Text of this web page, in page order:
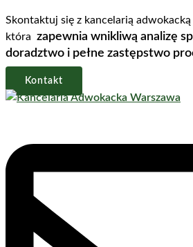
Skontaktuj się z kancelarią
która zapewnia wnikliwą analizę
doradztwo i pełne zastępstwo
Kontakt